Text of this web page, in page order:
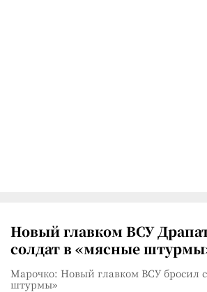
Новый главком ВСУ
солдат в «мясные
Марочко: Новый главком ВСУ бросил
штурмы»